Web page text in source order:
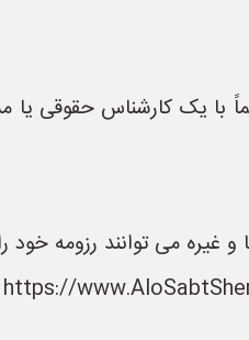
با یک کارشناس حقوقی یا
می توانند رزومه خود را